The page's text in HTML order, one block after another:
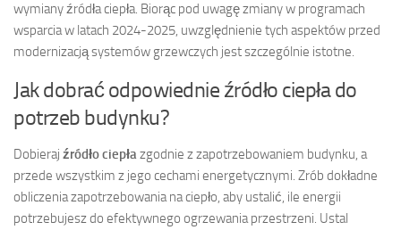
wymiany źródła ciepła. Biorąc pod uwagę zmiany w programach
wsparcia w latach 2024-2025, uwzględnienie tych aspektów przed
modernizacją systemów grzewczych jest szczególnie istotne.
Jak dobrać odpowiednie źródło ciepła do
potrzeb budynku?
Dobieraj źródło ciepła zgodnie z zapotrzebowaniem budynku, a
przede wszystkim z jego cechami energetycznymi. Zrób dokładne
obliczenia zapotrzebowania na ciepło, aby ustalić, ile energii
potrzebujesz do efektywnego ogrzewania przestrzeni. Ustal